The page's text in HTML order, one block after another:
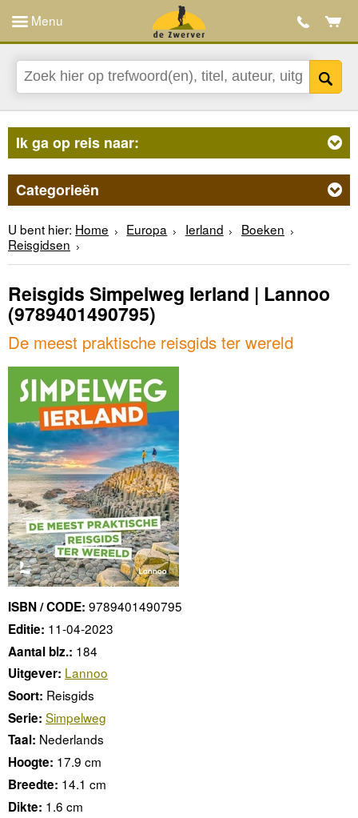
Menu
Ik ga op reis naar:
Categorieën
U bent hier: Home Europa Ierland
Boeken
Reisgidsen
Reisgids Simpelweg Ierland | Lannoo
(9789401490795)
De meest praktische reisgids ter wereld
ISBN / CODE: 9789401490795
Editie: 11-04-2023
Aantal blz.: 184
Uitgever: Lannoo
Soort: Reisgids
Serie: Simpelweg
Taal: Nederlands
Hoogte: 17.9 cm
Breedte: 14.1 cm
Dikte: 1.6 cm